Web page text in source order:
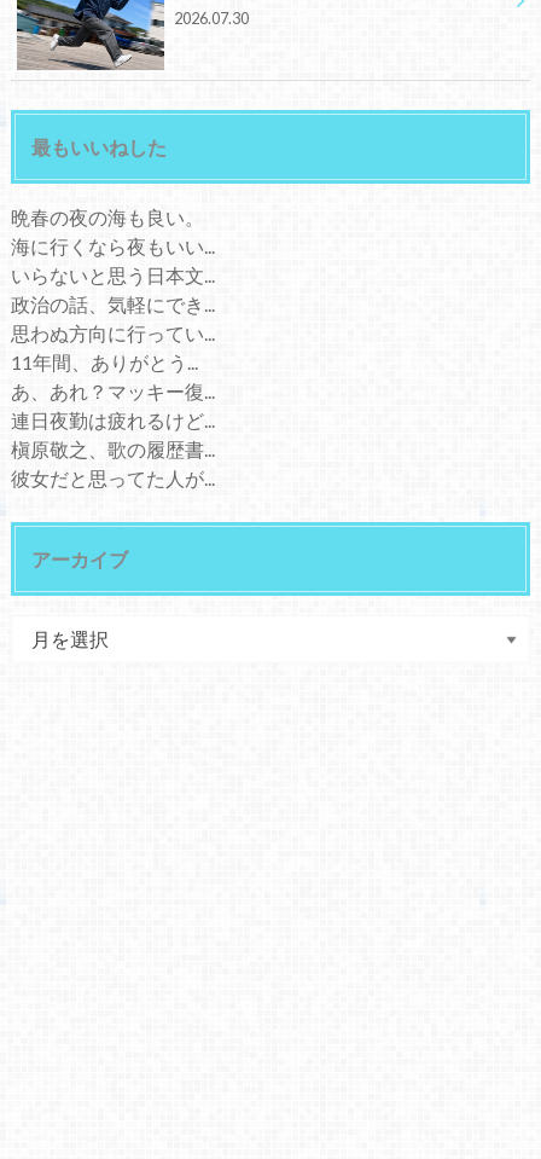
2026.07.30
最もいいねした
晩春の夜の海も良い。
海に行くなら夜もいい...
いらないと思う日本文...
政治の話、気軽にでき...
思わぬ方向に行ってい...
11年間、ありがとう...
あ、あれ？マッキー復...
連日夜勤は疲れるけど...
槇原敬之、歌の履歴書...
彼女だと思ってた人が...
アーカイブ